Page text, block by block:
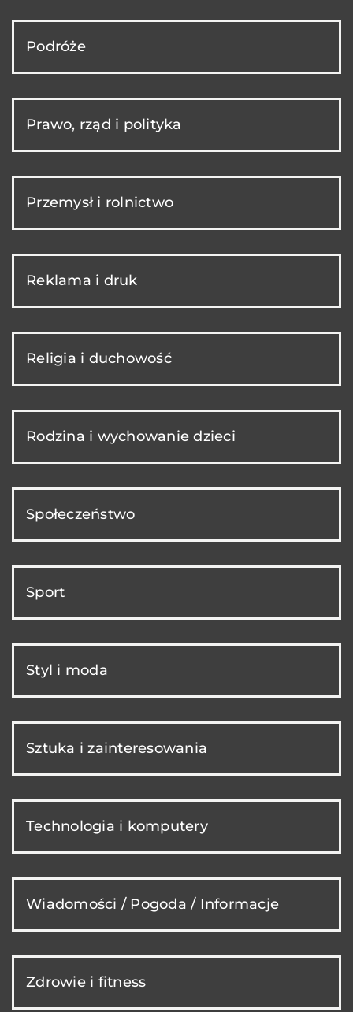
Podróże
Prawo, rząd i polityka
Przemysł i rolnictwo
Reklama i druk
Religia i duchowość
Rodzina i wychowanie dzieci
Społeczeństwo
Sport
Styl i moda
Sztuka i zainteresowania
Technologia i komputery
Wiadomości / Pogoda / Informacje
Zdrowie i fitness